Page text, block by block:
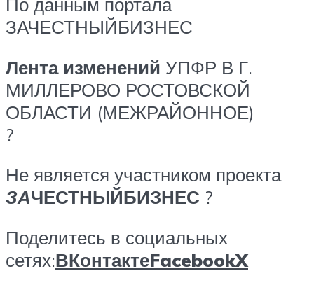
ЗАЧЕСТНЫЙБИЗНЕС
Лента изменений УПФР В Г.
МИЛЛЕРОВО РОСТОВСКОЙ
ОБЛАСТИ (МЕЖРАЙОННОЕ)
?
Не является участником проекта
ЗАЧЕСТНЫЙБИЗНЕС ?
Поделитесь в социальных
сетях:ВКонтактеFacebookX